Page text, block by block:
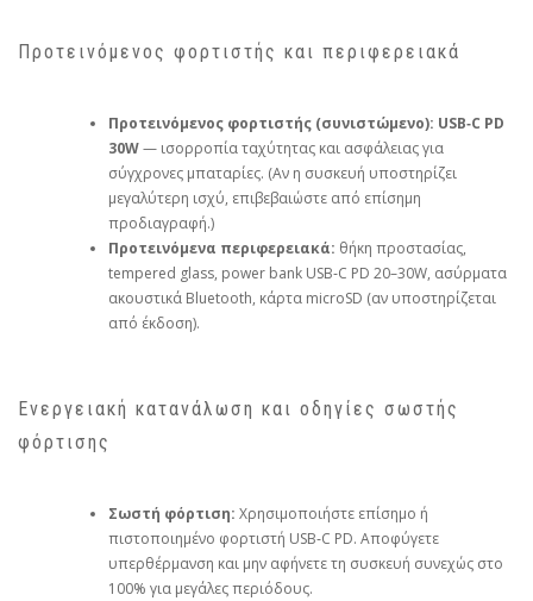
Προτεινόμενος φορτιστής και περιφερειακά
Προτεινόμενος φορτιστής (συνιστώμενο): USB‑C PD
30W— ισορροπία ταχύτητας και ασφάλειας για
σύγχρονες μπαταρίες. (Αν η συσκευή υποστηρίζει
μεγαλύτερη ισχύ, επιβεβαιώστε από επίσημη
προδιαγραφή.)
Προτεινόμενα περιφερειακά: θήκη προστασίας,
tempered glass, power bank USB‑C PD 20–30W, ασύρματα
ακουστικά Bluetooth, κάρτα microSD (αν υποστηρίζεται
από έκδοση).
Ενεργειακή κατανάλωση και οδηγίες σωστής
φόρτισης
Σωστή φόρτιση: Χρησιμοποιήστε επίσημο ή
πιστοποιημένο φορτιστή USB‑C PD. Αποφύγετε
υπερθέρμανση και μην αφήνετε τη συσκευή συνεχώς στο
100% για μεγάλες περιόδους.